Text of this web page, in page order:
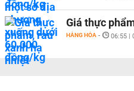
Giá thực
HÀNG HÓA - 06:55 |